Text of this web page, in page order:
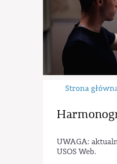
Strona
UWAGA:
USOS Web.